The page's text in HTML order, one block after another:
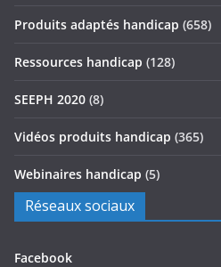
Produits adaptés handicap (658)
Ressources handicap (128)
SEEPH 2020 (8)
Vidéos produits handicap (365)
Webinaires handicap (5)
Réseaux sociaux
Facebook